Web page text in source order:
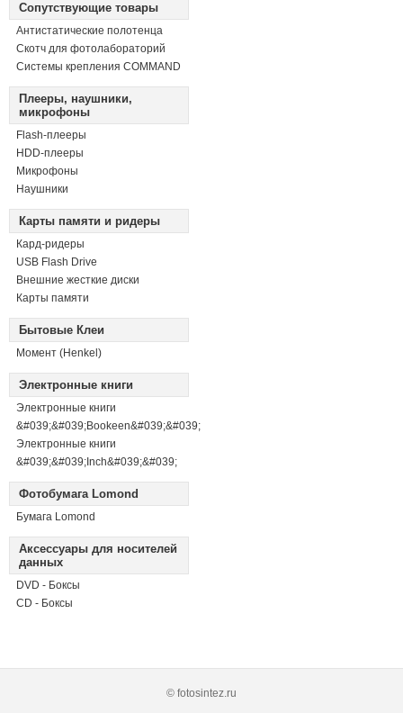
Сопутствующие товары
Антистатические полотенца
Скотч для фотолабораторий
Системы крепления COMMAND
Плееры, наушники,
микрофоны
Flash-плееры
HDD-плееры
Микрофоны
Наушники
Карты памяти и ридеры
Кард-ридеры
USB Flash Drive
Внешние жесткие диски
Карты памяти
Бытовые Клеи
Момент (Henkel)
Электронные книги
Электронные книги
&#039;&#039;Bookeen&#039;&#039;
Электронные книги
&#039;&#039;Inch&#039;&#039;
Фотобумага Lomond
Бумага Lomond
Аксессуары для носителей
данных
DVD - Боксы
CD - Боксы
© fotosintez.ru